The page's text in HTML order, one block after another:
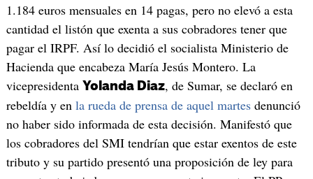
1.184 euros mensuales en 14 pagas, pero no elevó a esta
cantidad el listón que exenta a sus cobradores tener que
pagar el IRPF. Así lo decidió el socialista Ministerio de
Hacienda que encabeza María Jesús Montero. La
vicepresidenta Yolanda Diaz, de Sumar, se declaró en
rebeldía y en la rueda de prensa de aquel martesdenunció
no haber sido informada de esta decisión. Manifestó que
los cobradores del SMI tendrían que estar exentos de este
tributo y su partido presentó una proposición de ley para